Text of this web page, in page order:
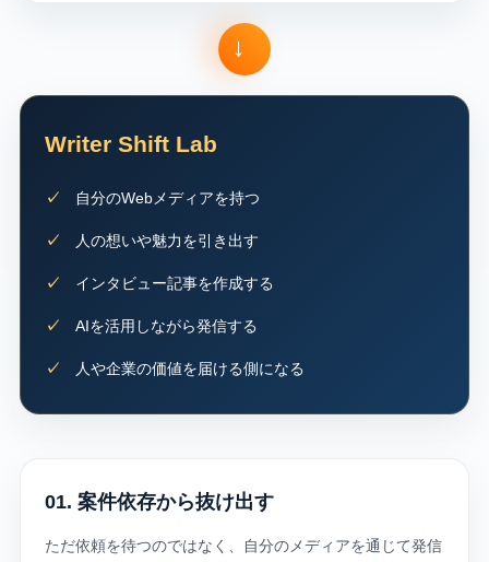
→
Writer Shift Lab
自分のWebメディアを持つ
人の想いや魅力を引き出す
インタビュー記事を作成する
AIを活用しながら発信する
人や企業の価値を届ける側になる
01. 案件依存から抜け出す
ただ依頼を待つのではなく、自分のメディアを通じて発信